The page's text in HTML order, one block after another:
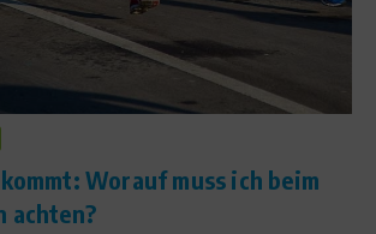
Worauf muss ich beim
achten?